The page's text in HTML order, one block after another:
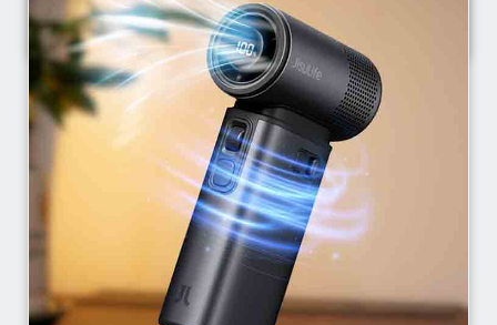
Talking Head Bulking
Võ Thành Danh